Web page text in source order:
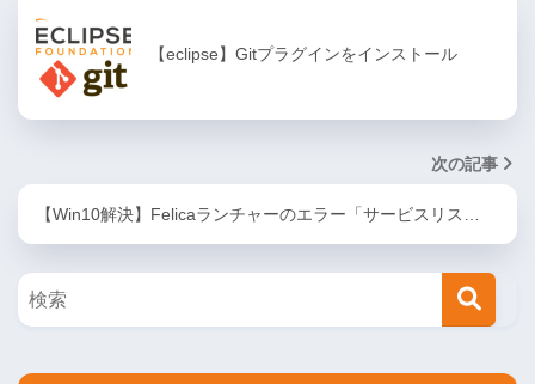
【eclipse】Gitプラグインをインストール
次の記事
【Win10解決】Felicaランチャーのエラー「サービスリス…